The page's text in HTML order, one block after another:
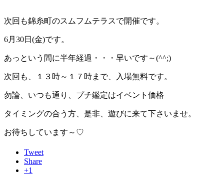
次回も錦糸町のスムフムテラスで開催です。
6月30日(金)です。
あっという間に半年経過・・・早いです～(^^;)
次回も、１３時～１７時まで、入場無料です。
勿論、いつも通り、プチ鑑定はイベント価格
タイミングの合う方、是非、遊びに来て下さいませ。
お待ちしています～♡
Tweet
Share
+1